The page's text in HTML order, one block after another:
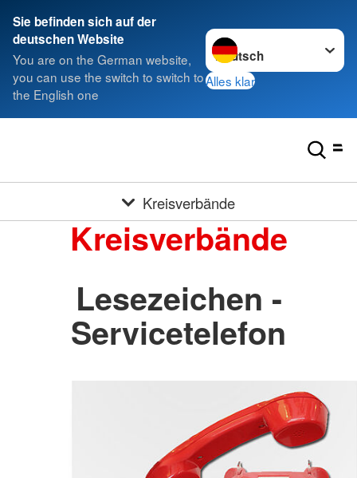
Sie befinden sich auf der
deutschen Website
You are on the German website,
you can use the switch to switch to
the English one
Sprache wechseln zu
Alles klar
Kreisverbände
Kreisverbände
Lesezeichen -
Servicetelefon